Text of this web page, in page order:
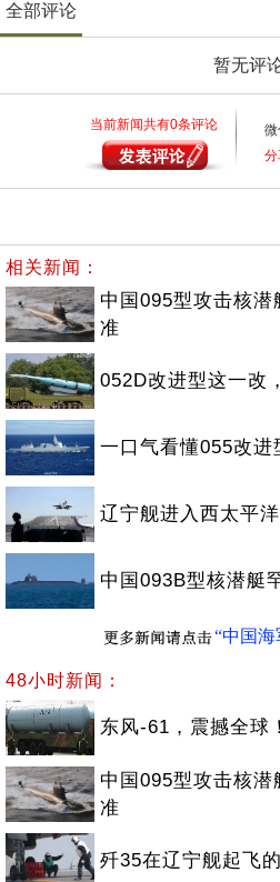
全部评论
暂无评
当前新闻共有0条评论
相关新闻：
中国095型攻击核
准
052D改进型这一改
一口气看懂055改进
辽宁舰进入西太平
中国093B型核潜艇
“中国海
48小时新闻：
东风-61，震撼全球
中国095型攻击核
准
歼35在辽宁舰起飞